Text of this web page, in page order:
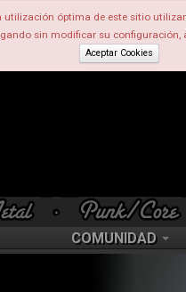
utilización óptima de este sitio
sin modificar su configuración,
Aceptar Cookies
COMUNIDAD